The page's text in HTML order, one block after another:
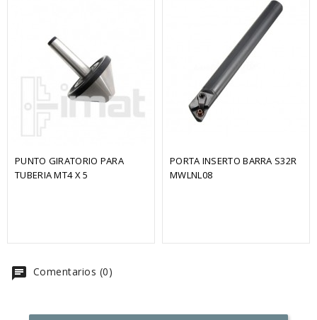
PUNTO GIRATORIO PARA
TUBERIA MT4 X 5
PORTA INSERTO BARRA S32R
MWLNL08
chat Comentarios (0)